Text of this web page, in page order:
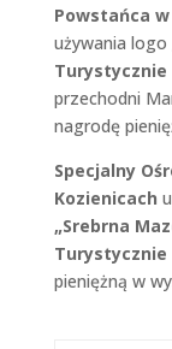
Powstańca
używania logo
Turystycznie
przechodni
nagrodę
Specjalny
Kozienicach
„Srebrna
Turystycznie
pieniężną w